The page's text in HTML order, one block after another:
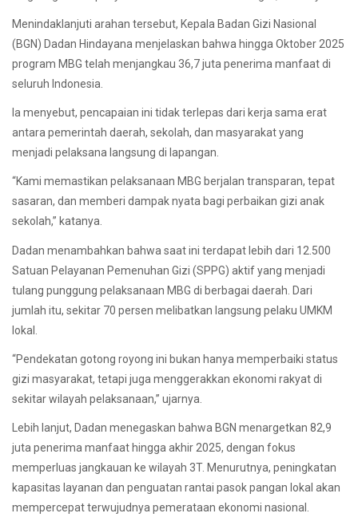
Menindaklanjuti arahan tersebut, Kepala Badan Gizi Nasional
(BGN) Dadan Hindayana menjelaskan bahwa hingga Oktober 2025
program MBG telah menjangkau 36,7 juta penerima manfaat di
seluruh Indonesia.
Ia menyebut, pencapaian ini tidak terlepas dari kerja sama erat
antara pemerintah daerah, sekolah, dan masyarakat yang
menjadi pelaksana langsung di lapangan.
“Kami memastikan pelaksanaan MBG berjalan transparan, tepat
sasaran, dan memberi dampak nyata bagi perbaikan gizi anak
sekolah,” katanya.
Dadan menambahkan bahwa saat ini terdapat lebih dari 12.500
Satuan Pelayanan Pemenuhan Gizi (SPPG) aktif yang menjadi
tulang punggung pelaksanaan MBG di berbagai daerah. Dari
jumlah itu, sekitar 70 persen melibatkan langsung pelaku UMKM
lokal.
“Pendekatan gotong royong ini bukan hanya memperbaiki status
gizi masyarakat, tetapi juga menggerakkan ekonomi rakyat di
sekitar wilayah pelaksanaan,” ujarnya.
Lebih lanjut, Dadan menegaskan bahwa BGN menargetkan 82,9
juta penerima manfaat hingga akhir 2025, dengan fokus
memperluas jangkauan ke wilayah 3T. Menurutnya, peningkatan
kapasitas layanan dan penguatan rantai pasok pangan lokal akan
mempercepat terwujudnya pemerataan ekonomi nasional.